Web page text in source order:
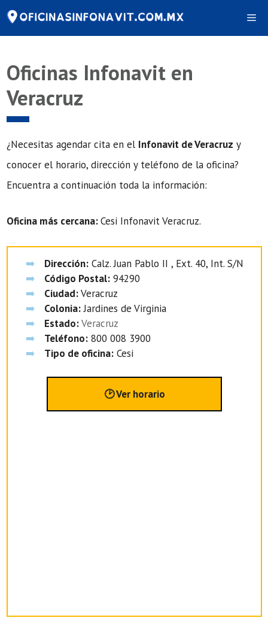
Saltar
Oficinas Infonavit en
Veracruz
¿Necesitas agendar cita en el Infonavit de Veracruz y
conocer el horario, dirección y teléfono de la oficina?
Encuentra a continuación toda la información:
Oficina más cercana:Cesi Infonavit Veracruz.
Dirección: Calz. Juan Pablo II , Ext. 40, Int. S/N
Código Postal: 94290
Ciudad:Veracruz
Colonia:Jardines de Virginia
Estado:Veracruz
Teléfono: 800 008 3900
Tipo de oficina: Cesi
🕑 Ver horario